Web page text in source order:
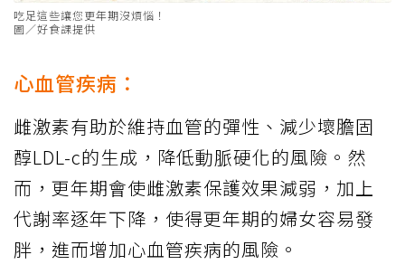
吃足這些讓您更年期沒煩惱！
圖／好食課提供
心血管疾病：
雌激素有助於維持血管的彈性、減少壞膽固
醇LDL-c的生成，降低動脈硬化的風險。然
而，更年期會使雌激素保護效果減弱，加上
代謝率逐年下降，使得更年期的婦女容易發
胖，進而增加心血管疾病的風險。